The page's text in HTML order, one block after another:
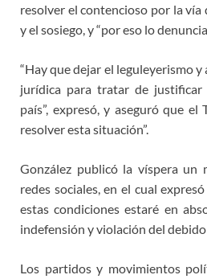
resolver el contencioso por la vía
y el sosiego, y “por eso lo
“Hay que dejar el leguleyerismo
jurídica para tratar de
país”, expresó, y aseguró que el
resolver esta situación”.
González publicó la víspera un
redes sociales, en el cual
estas condiciones estaré en
indefensión y violación del debido
Los partidos y movimientos